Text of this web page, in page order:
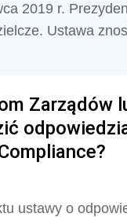
2019 r.
Ustawa
Zarządów
ustawy o